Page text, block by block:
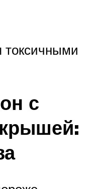
токсичными
с